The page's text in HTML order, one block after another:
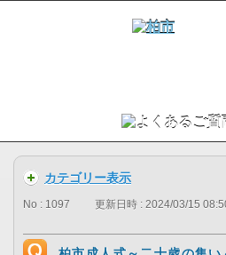
カテゴリー表示
No : 1097 更新日時 : 2024/03/15